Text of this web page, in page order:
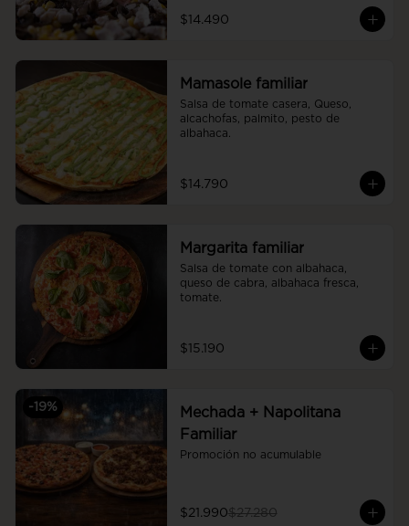
$14.490
Mamasole familiar
Salsa de tomate casera, Queso,
alcachofas, palmito, pesto de
albahaca.
$14.790
Margarita familiar
Salsa de tomate con albahaca,
queso de cabra, albahaca fresca,
tomate.
$15.190
-19%
Mechada + Napolitana
Familiar
Promoción no acumulable
$21.990$27.280